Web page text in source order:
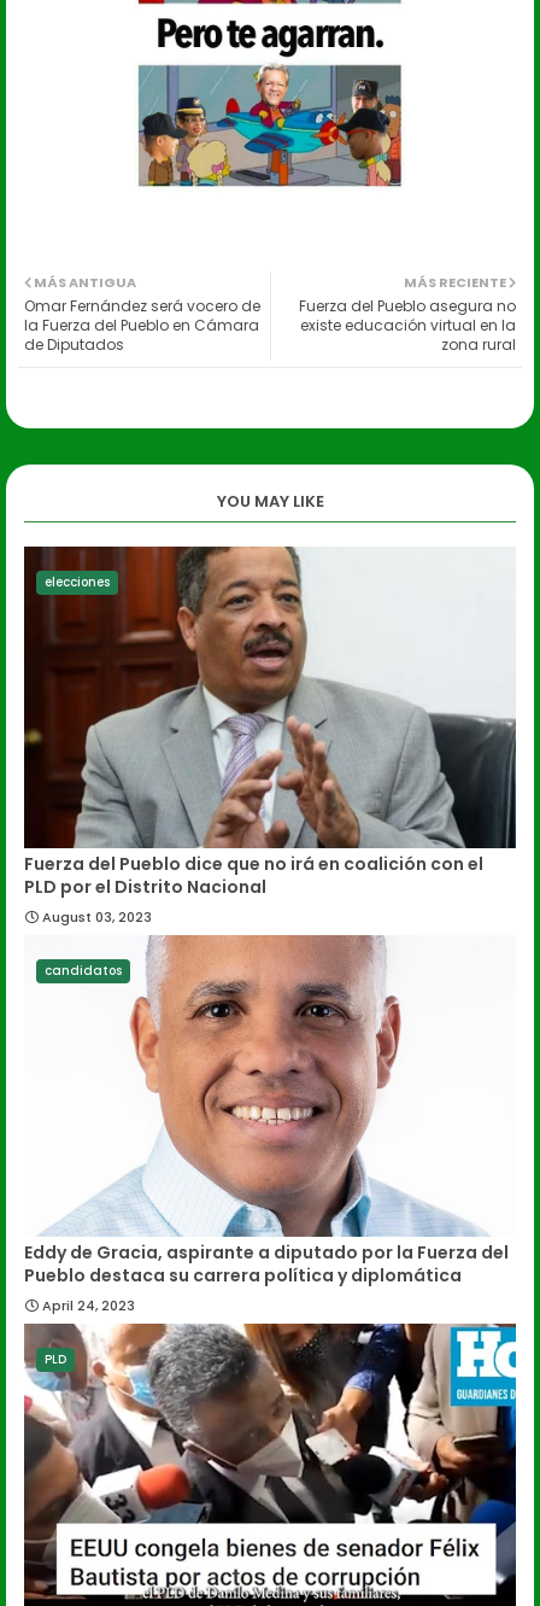
MÁS RECIENTE
Fuerza del Pueblo asegura no
existe educación virtual en la
zona rural
MÁS ANTIGUA
Omar Fernández será vocero de
la Fuerza del Pueblo en Cámara
de Diputados
YOU MAY LIKE
elecciones
Fuerza del Pueblo dice que no irá en coalición con el
PLD por el Distrito Nacional
August 03, 2023
candidatos
Eddy de Gracia, aspirante a diputado por la Fuerza del
Pueblo destaca su carrera política y diplomática
April 24, 2023
PLD